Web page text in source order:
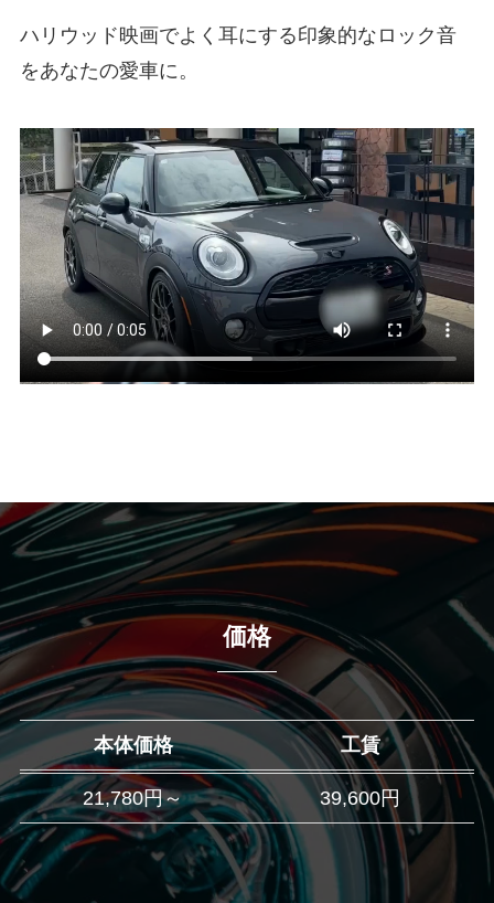
ハリウッド映画でよく耳にする印象的なロック音
をあなたの愛車に。
価格
本体価格 工賃
21,780円～ 39,600円